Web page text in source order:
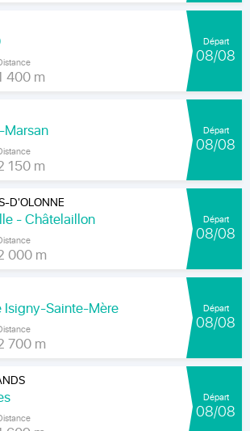
400 m
Départ
08/08
150 m
Départ
08/08
D'OLONNE
- Châtelaillon
000 m
Départ
08/08
Isigny-Sainte-Mère
700 m
Départ
08/08
Départ
08/08